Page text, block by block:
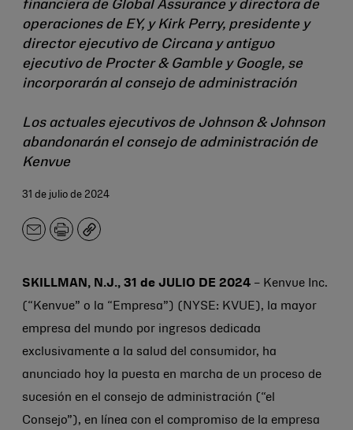
financiera de Global Assurance y directora de
operaciones de EY, y Kirk Perry, presidente y
director ejecutivo de Circana y antiguo
ejecutivo de Procter & Gamble y Google, se
incorporarán al consejo de administración
Los actuales ejecutivos de Johnson & Johnson
abandonarán el consejo de administración de
Kenvue
31 de julio de 2024
CorreoImprimir
Copiar
SKILLMAN, N.J., 31 de JULIO DE 2024 – Kenvue Inc.
(“Kenvue” o la “Empresa”) (NYSE: KVUE), la mayor
empresa del mundo por ingresos dedicada
exclusivamente a la salud del consumidor, ha
anunciado hoy la puesta en marcha de un proceso de
sucesión en el consejo de administración (“el
Consejo”), en línea con el compromiso de la empresa